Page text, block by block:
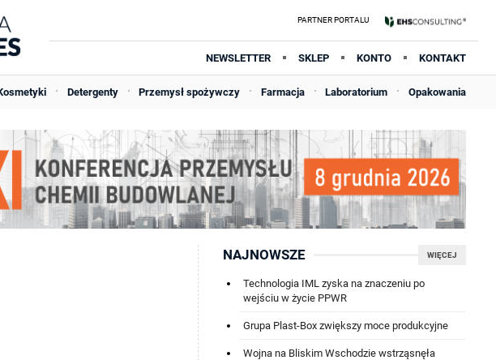
NEWSLETTER SKLEP KONTO KONTAKT
Detergenty Przemysł spożywczy Farmacja Laboratorium Opakowania
WIĘCEJ
NAJNOWSZE
Technologia IML zyska na znaczeniu po
wejściu w życie PPWR
Grupa Plast-Box zwiększy moce produkcyjne
Wojna na Bliskim Wschodzie wstrząsnęła